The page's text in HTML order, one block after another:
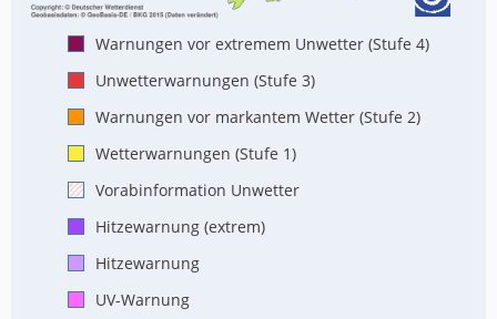
Warnungen vor extremem Unwetter (Stufe 4)
Unwetterwarnungen (Stufe 3)
Warnungen vor markantem Wetter (Stufe 2)
Wetterwarnungen (Stufe 1)
Vorabinformation Unwetter
Hitzewarnung (extrem)
Hitzewarnung
UV-Warnung